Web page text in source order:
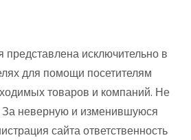
исключительно в
для помощи посетителям
товаров и компаний. Не
За неверную и изменившуюся
сайта ответственность